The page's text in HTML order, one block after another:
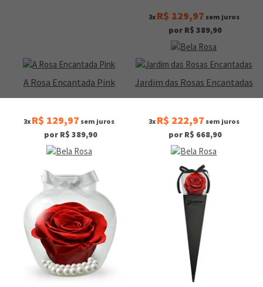
3x R$ 129,97 sem juros
por R$ 389,90
A Rosa Encantada Pink
3x R$ 129,97 sem juros
por R$ 389,90
Jardim das Rosas Encantadas
3x R$ 222,97 sem juros
por R$ 668,90